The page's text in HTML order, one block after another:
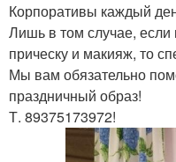
Корпоративы каждый
Лишь в том случае,
прическу и макияж, то
Мы вам обязательно
праздничный образ!
Т. 89375173972!